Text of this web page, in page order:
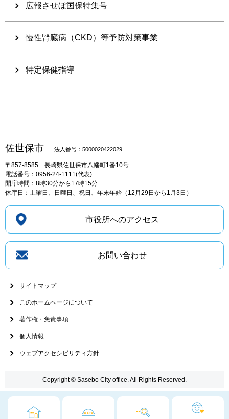
広報させぼ国保特集号
慢性腎臓病（CKD）等予防対策事業
特定保健指導
佐世保市 法人番号：5000020422029
〒857-8585 長崎県佐世保市八幡町1番10号
電話番号：0956-24-1111(代表)
開庁時間：8時30分から17時15分
休庁日：土曜日、日曜日、祝日、年末年始（12月29日から1月3日）
市役所へのアクセス
お問い合わせ
サイトマップ
このホームページについて
著作権・免責事項
個人情報
ウェブアクセシビリティ方針
Copyright © Sasebo City office. All Rights Reserved.